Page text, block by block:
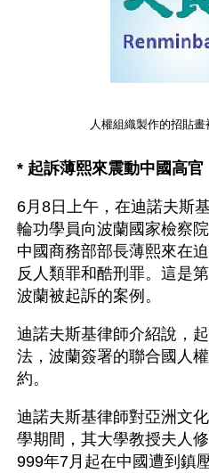
人權組織製作的招貼
* 起訴薄熙來震動中國高官
6月8日上午，在迪諾夫斯
輪功學員向波蘭國家檢察
中國商務部部長薄熙來在
反人類罪和酷刑罪。這是
波蘭被起訴的案例。
迪諾夫斯基律師介紹說，
法，波蘭簽署的聯合國人
約。
迪諾夫斯基律師對亞洲文
學期間，其大學教授夫人
999年7月起在中國遭到鎮